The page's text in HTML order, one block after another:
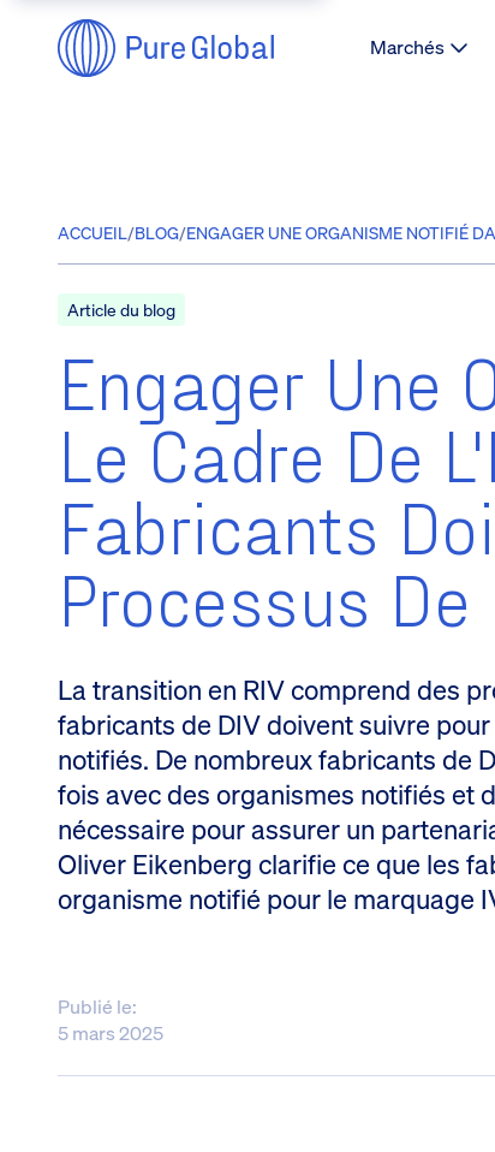
Marchés
ACCUEIL/BLOG/ENGAGER UNE ORGANISME NOTIFIÉ
Article du blog
Engager Une
Le Cadre De
Fabricants
Processus
La transition en RIV comprend des
fabricants de DIV doivent suivre
notifiés. De nombreux fabricants de
fois avec des organismes notifiés et
nécessaire pour assurer un
Oliver Eikenberg clarifie ce que les
organisme notifié pour le marquage
Publié le:
5 mars 2025